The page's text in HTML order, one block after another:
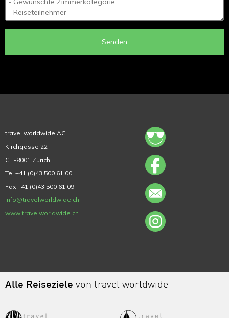
Senden
travel worldwide AG
Kirchgasse 22
CH-8001 Zürich
Tel +41 (0)43 500 61 00
Fax +41 (0)43 500 61 09
info@travelworldwide.ch
www.travelworldwide.ch
Alle Reiseziele von travel worldwide